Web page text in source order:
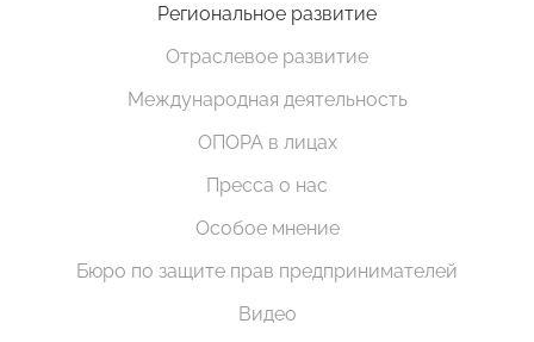
Региональное развитие
Отраслевое развитие
Международная деятельность
ОПОРА в лицах
Пресса о нас
Особое мнение
Бюро по защите прав предпринимателей
Видео